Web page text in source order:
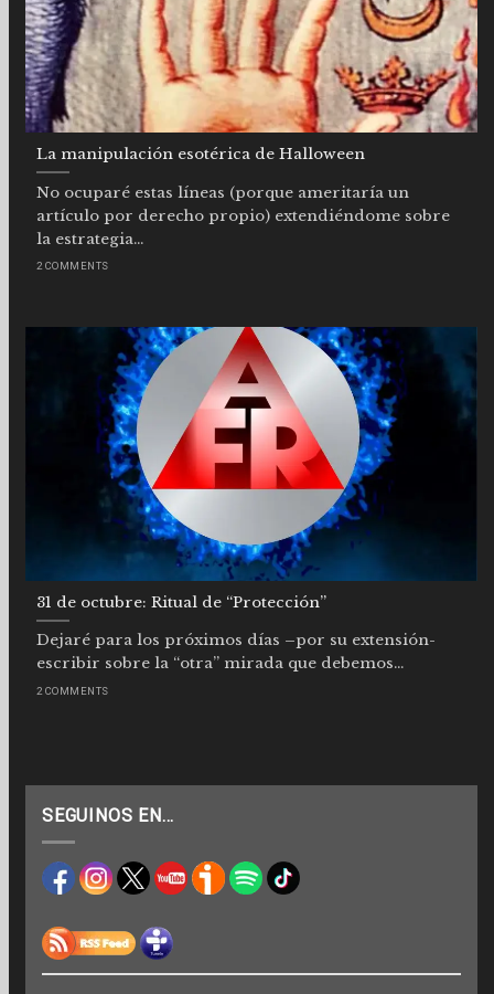
La manipulación esotérica de Halloween
No ocuparé estas líneas (porque ameritaría un
artículo por derecho propio) extendiéndome sobre
la estrategia...
2 COMMENTS
31 de octubre: Ritual de “Protección”
Dejaré para los próximos días –por su extensión-
escribir sobre la “otra” mirada que debemos...
2 COMMENTS
SEGUINOS EN…